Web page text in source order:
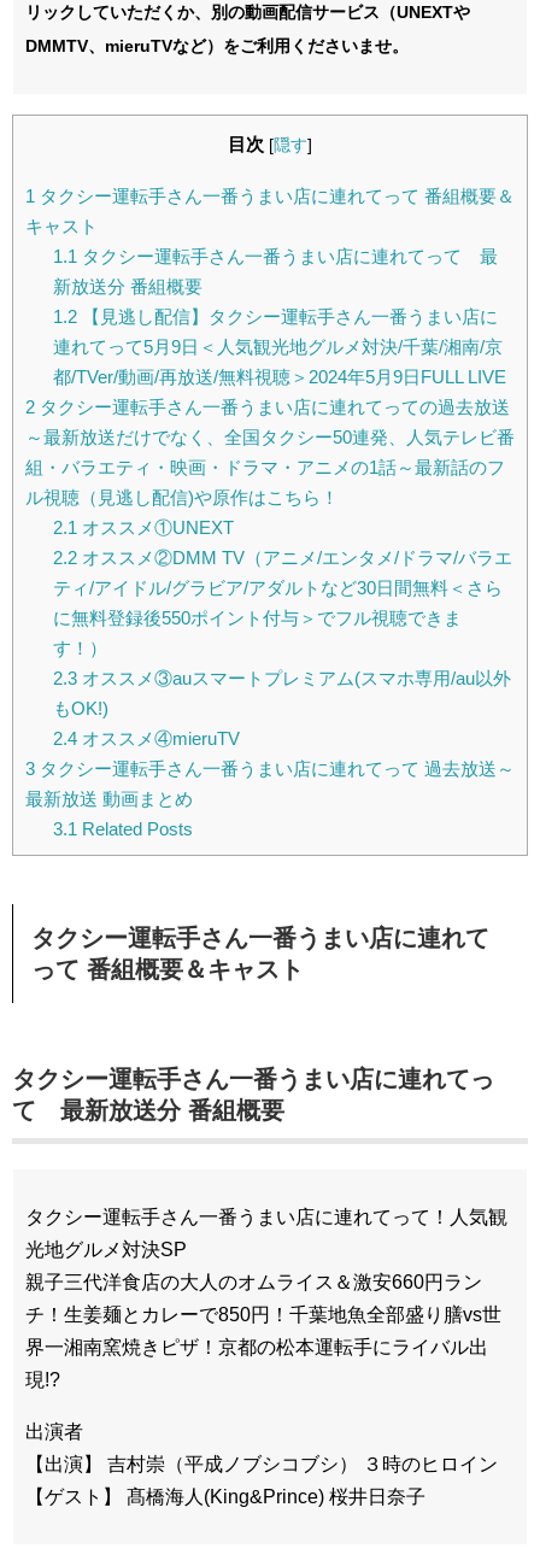
リックしていただくか、別の動画配信サービス（UNEXTや
DMMTV、mieruTVなど）をご利用くださいませ。
目次 [隠す]
1 タクシー運転手さん一番うまい店に連れてって 番組概要＆
キャスト
1.1 タクシー運転手さん一番うまい店に連れてって 最
新放送分 番組概要
1.2【見逃し配信】タクシー運転手さん一番うまい店に
連れてって5月9日＜人気観光地グルメ対決/千葉/湘南/京
都/TVer/動画/再放送/無料視聴＞2024年5月9日FULL LIVE
2 タクシー運転手さん一番うまい店に連れてっての過去放送
～最新放送だけでなく、全国タクシー50連発、人気テレビ番
組・バラエティ・映画・ドラマ・アニメの1話～最新話のフ
ル視聴（見逃し配信)や原作はこちら！
2.1 オススメ①UNEXT
2.2オススメ②DMM TV（アニメ/エンタメ/ドラマ/バラエ
ティ/アイドル/グラビア/アダルトなど30日間無料＜さら
に無料登録後550ポイント付与＞でフル視聴できま
す！）
2.3オススメ③auスマートプレミアム(スマホ専用/au以外
もOK!)
2.4オススメ④mieruTV
3 タクシー運転手さん一番うまい店に連れてって 過去放送～
最新放送 動画まとめ
3.1 Related Posts
タクシー運転手さん一番うまい店に連れて
って 番組概要＆キャスト
タクシー運転手さん一番うまい店に連れてっ
て 最新放送分 番組概要
タクシー運転手さん一番うまい店に連れてって！人気観
光地グルメ対決SP
親子三代洋食店の大人のオムライス＆激安660円ラン
チ！生姜麺とカレーで850円！千葉地魚全部盛り膳vs世
界一湘南窯焼きピザ！京都の松本運転手にライバル出
現!?
出演者
【出演】 吉村崇（平成ノブシコブシ） ３時のヒロイン
【ゲスト】 髙橋海人(King&Prince) 桜井日奈子